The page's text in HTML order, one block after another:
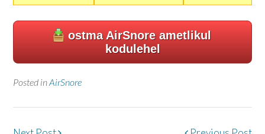
ostma AirSnore ametlikul
kodulehel
Posted inAirSnore